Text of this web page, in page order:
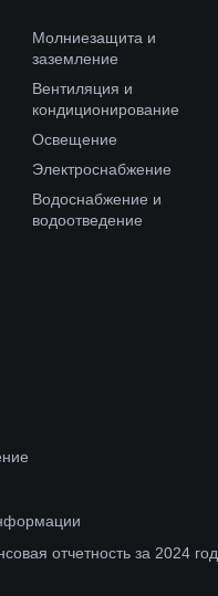
Молниезащита и
заземление
Вентиляция и
кондиционирование
Освещение
Электроснабжение
Водоснабжение и
водоотведение
отчетность за 2024 год